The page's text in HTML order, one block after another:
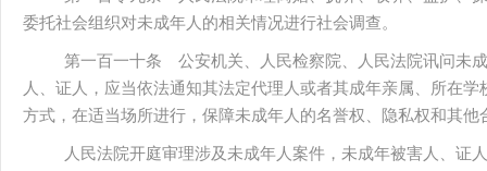
委托社会组织对未成年人的相关情况进行社会调查。
第一百一十条 公安机关、人民检察院、人民法院讯问未
人、证人，应当依法通知其法定代理人或者其成年亲属、所在
方式，在适当场所进行，保障未成年人的名誉权、隐私权和其他
人民法院开庭审理涉及未成年人案件，未成年被害人、证